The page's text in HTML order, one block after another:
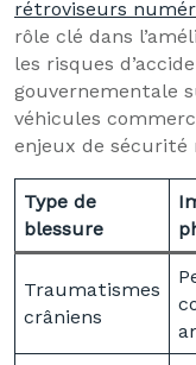
rétroviseurs
rôle clé dans
les risques
gouvernementale
véhicules
enjeux de sécurité
Type de
blessure
Traumatismes
crâniens